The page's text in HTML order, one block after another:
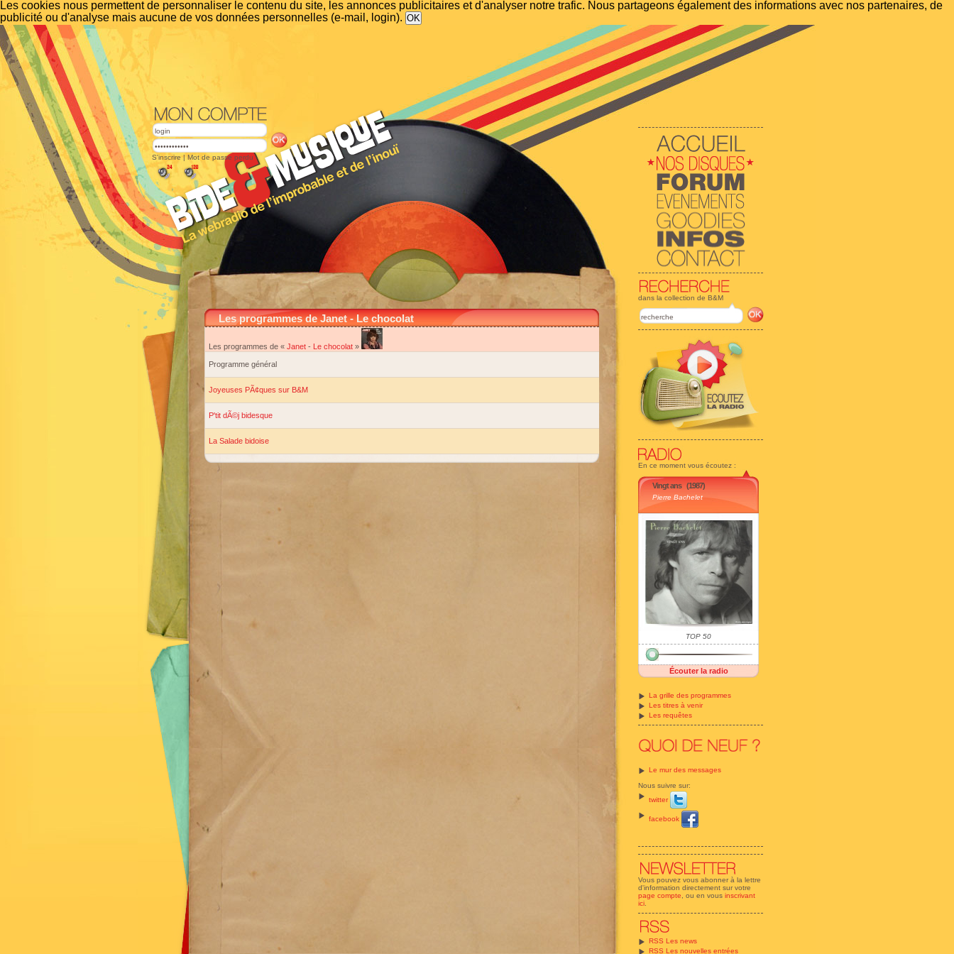
Les cookies nous permettent de personnaliser le contenu du site, les annonces publicitaires et d'analyser notre trafic. Nous partageons également des informations avec nos partenaires, de
publicité ou d'analyse mais aucune de vos données personnelles (e-mail, login).
dans la collection de B&M
En ce moment vous écoutez :
Vingt ans (1987)
Pierre Bachelet
TOP 50
Écouter la radio
La grille des programmes
Les titres à venir
Les requêtes
Le mur des messages
Nous suivre sur:
twitter
facebook
Vous pouvez vous abonner à la lettre
d'information directement sur votre
page compte , ou en vous inscrivant
ici
RSS Les news
RSS Les nouvelles entrées
S'inscrire | Mot de passe perdu
Les programmes de Janet - Le chocolat
Les programmes de « Janet - Le chocolat »
Programme général
Joyeuses PÃ¢ques sur B&M
P'tit dÃ©j bidesque
La Salade bidoise